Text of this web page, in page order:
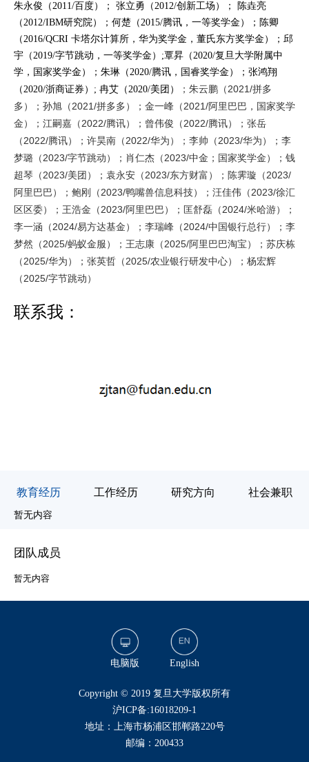
朱永俊（2011/百度）； 张立勇（2012/创新工场）； 陈垚亮
（2012/IBM研究院）；何楚（2015/腾讯，一等奖学金）；陈卿
（2016/QCRI 卡塔尔计算所，华为奖学金，董氏东方奖学金）；邱
宇（2019/字节跳动，一等奖学金）;覃昇（2020/复旦大学附属中
学，国家奖学金）；朱琳（2020/腾讯，国睿奖学金）；张鸿翔
（2020/浙商证券）; 冉艾（2020/美团）
； 朱云鹏（2021/拼多
多）；孙旭（2021/拼多多）；金一峰（2021/阿里巴巴，国家奖学
金）；江嗣嘉（2022/腾讯）；曾伟俊（2022/腾讯）；张岳
（2022/腾讯）；许昊南（2022/华为）；李帅（2023/华为）；李
梦璐（2023/字节跳动）；肖仁杰（2023/中金；国家奖学金）；钱
超琴（2023/美团）；袁永安（2023/东方财富）；陈霁璇（2023/
阿里巴巴）；鲍刚（2023/鸭嘴兽信息科技）；汪佳伟（2023/徐汇
区区委）；王浩金（2023/阿里巴巴）；匡舒磊（2024/米哈游）；
李一涵（2024/易方达基金）；李瑞峰（2024/中国银行总行）；李
梦然（2025/蚂蚁金服）；王志康（2025/阿里巴巴淘宝）；苏庆栋
（2025/华为）；张英哲（2025/农业银行研发中心）；杨宏辉
（2025/字节跳动）
联系我：
教育经历 工作经历 研究方向 社会兼职
暂无内容
团队成员
暂无内容
电脑版 English
​Copyright © 2019 复旦大学版权所有
沪ICP备:16018209-1
地址：上海市杨浦区邯郸路220号
邮编：200433